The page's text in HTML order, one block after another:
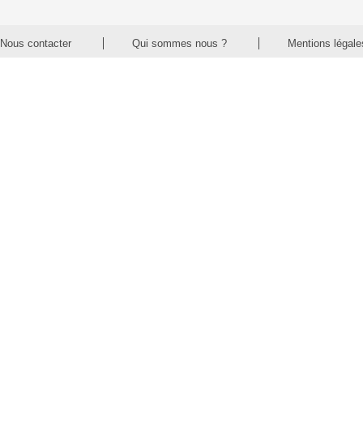
Nous contacter Qui sommes nous ? Mentions